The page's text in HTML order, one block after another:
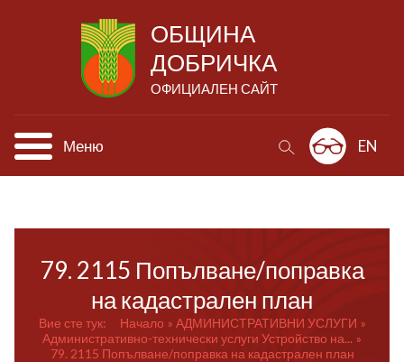
ОБЩИНА
ДОБРИЧКА
ОФИЦИАЛЕН САЙТ
Меню EN
79. 2115 Попълване/поправка
на кадастрален план
Вие сте тук: Начало
АДМИНИСТРАТИВНИ УСЛУГИ
Административно-технически услуги Устройство на...
79. 2115 Попълване/поправка на кадастрален план